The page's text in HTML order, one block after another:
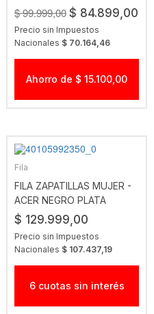
$ 99.999,00 $ 84.899,00
Precio sin Impuestos
Nacionales $ 70.164,46
Ahorro de $ 15.100,00
Fila
FILA ZAPATILLAS MUJER -
ACER NEGRO PLATA
SALMON
$ 129.999,00
Precio sin Impuestos
Nacionales $ 107.437,19
6 cuotas sin interés